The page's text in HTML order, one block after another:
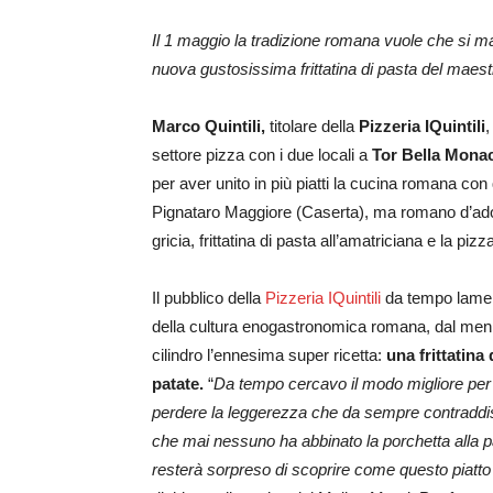
Il 1 maggio la tradizione romana vuole che si
nuova gustosissima frittatina di pasta del
Marco Quintili, titolare della Pizzeria IQuintili
settore pizza con i due locali a Tor Bella
per aver unito in più piatti la cucina romana
Pignataro Maggiore (Caserta), ma romano
gricia, frittatina di pasta all’amatriciana e la
Il pubblico della Pizzeria IQuintili da tempo
della cultura enogastronomica romana, dal
cilindro l’ennesima super ricetta: una frittatina
patate. “Da tempo cercavo il modo migliore
perdere la leggerezza che da sempre
che mai nessuno ha abbinato la porchetta alla
resterà sorpreso di scoprire come questo